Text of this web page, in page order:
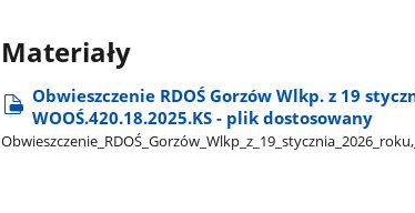
Materiały
Obwieszczenie RDOŚ Gorzów Wlkp. z 19
WOOŚ.420.18.2025.KS - plik dostosowany